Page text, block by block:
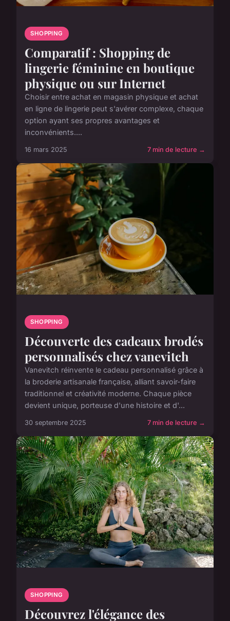
SHOPPING
Comparatif : Shopping de
lingerie féminine en boutique
physique ou sur Internet
Choisir entre achat en magasin physique et achat
en ligne de lingerie peut s'avérer complexe, chaque
option ayant ses propres avantages et
inconvénients....
16 mars 2025 7 min de lecture →
SHOPPING
Découverte des cadeaux brodés
personnalisés chez vanevitch
Vanevitch réinvente le cadeau personnalisé grâce à
la broderie artisanale française, alliant savoir-faire
traditionnel et créativité moderne. Chaque pièce
devient unique, porteuse d'une histoire et d'...
30 septembre 2025 7 min de lecture →
SHOPPING
Découvrez l'élégance des